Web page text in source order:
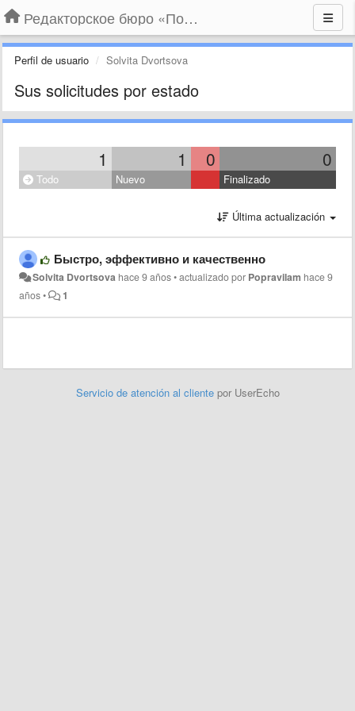
Редакторское бюро «По правилам»
Perfil de usuario Solvita Dvortsova
Sus solicitudes por estado
1 1 0 0
Todo Nuevo Finalizado
Última actualización
Быстро, эффективно и качественно
Solvita Dvortsova hace 9 años•actualizado por Popravilam hace 9
años• 1
Servicio de atención al cliente por UserEcho